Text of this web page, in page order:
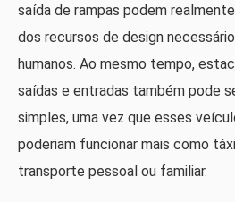
saída de rampas podem
dos recursos de design
humanos. Ao mesmo tempo,
saídas e entradas também pode
simples, uma vez que esses
poderiam funcionar mais como
transporte pessoal ou familiar.